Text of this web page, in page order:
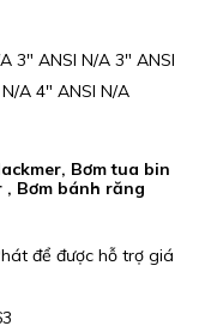
3″ ANSI N/A 3″ ANSI
A 4″ ANSI N/A
Bơm tua bin
, Bơm bánh răng
để được hỗ trợ giá